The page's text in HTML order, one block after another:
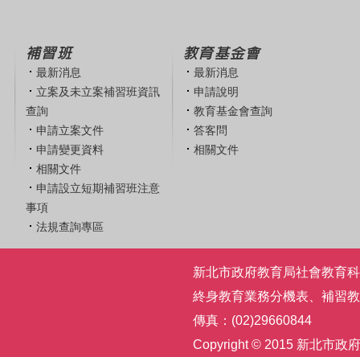
補習班
最新消息
立案及未立案補習班資訊
查詢
申請立案文件
申請變更資料
相關文件
申請設立短期補習班注意
事項
法規查詢專區
教育基金會
最新消息
申請說明
教育基金會查詢
答客問
相關文件
新北市政府教育局社會教育
終身教育業務分機表
補習
傳真：(02)29660844
Copyright © 2015 新北市政